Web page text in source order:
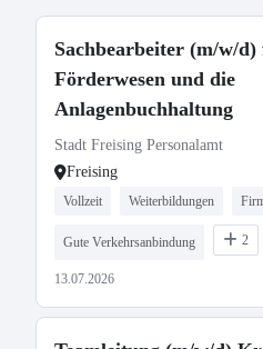
Sachbearbeiter (m/w/d)
Förderwesen und die
Anlagenbuchhaltung
Stadt Freising Personalamt
Freising
Vollzeit Weiterbildungen
Gute Verkehrsanbindung 2
13.07.2026